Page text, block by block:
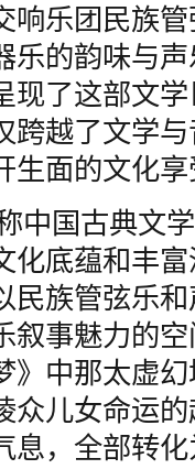
响乐团民族
乐的韵味与
现了这部文
跨越了文学
生面的文化
中国古典文
化底蕴和丰
民族管弦乐
叙事魅力的
》中那太虚
众儿女命运
息，全部转